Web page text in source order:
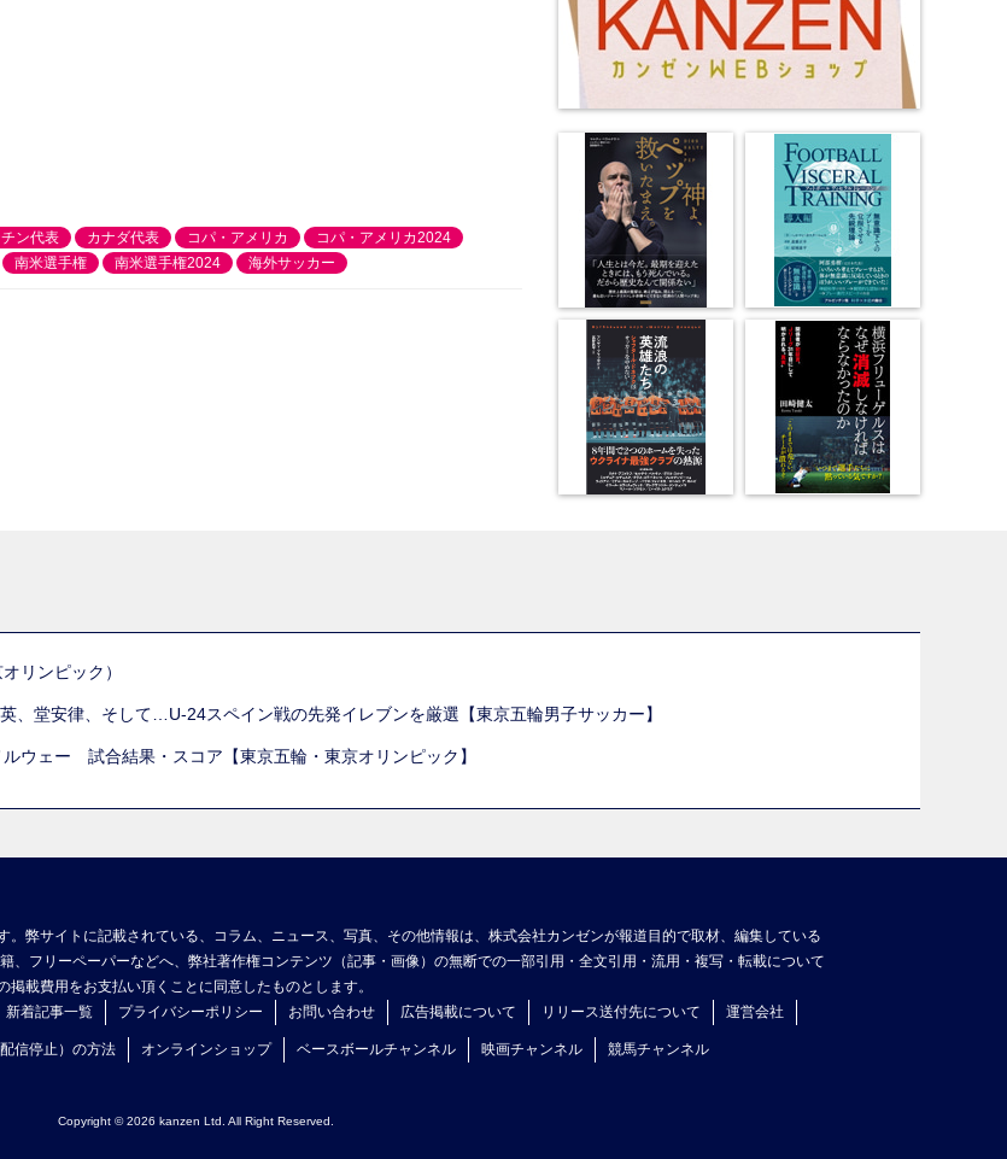
ン代表 カナダ代表 コパ・アメリカ
コパ・アメリカ2024
南米選手権 南米選手権2024 海外サッカー
リンピック）
、堂安律、そして…U-24スペイン戦の先発イレブンを厳選【東京五輪男子サッカー】
ウェー 試合結果・スコア【東京五輪・東京オリンピック】
。弊サイトに記載されている、コラム、ニュース、写真、その他情報は、株式会社カンゼンが報道目的で取材、編集している
、フリーペーパーなどへ、弊社著作権コンテンツ（記事・画像）の無断での一部引用・全文引用・流用・複写・転載について
載費用をお支払い頂くことに同意したものとします。
新着記事一覧 プライバシーポリシー お問い合わせ 広告掲載について リリース送付先について 運営会社
信停止）の方法 オンラインショップ ベースボールチャンネル 映画チャンネル 競馬チャンネル
Copyright © 2026 kanzen Ltd. All Right Reserved.